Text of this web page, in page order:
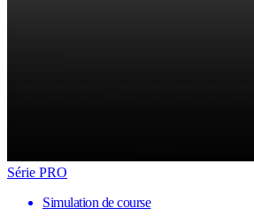
Série PRO
Simulation de course